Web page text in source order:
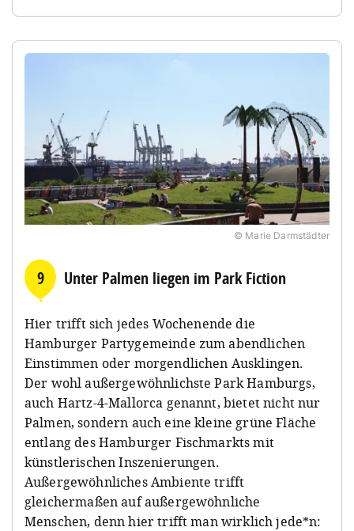
© Marie Darmstädter
9 Unter Palmen liegen im Park Fiction
Hier trifft sich jedes Wochenende die
Hamburger Partygemeinde zum abendlichen
Einstimmen oder morgendlichen Ausklingen.
Der wohl außergewöhnlichste Park Hamburgs,
auch Hartz-4-Mallorca genannt, bietet nicht nur
Palmen, sondern auch eine kleine grüne Fläche
entlang des Hamburger Fischmarkts mit
künstlerischen Inszenierungen.
Außergewöhnliches Ambiente trifft
gleichermaßen auf außergewöhnliche
Menschen, denn hier trifft man wirklich jede*n: